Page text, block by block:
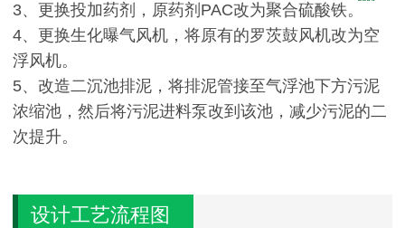
3、更换投加药剂，原药剂PAC改为聚合硫酸铁。
4、更换生化曝气风机，将原有的罗茨鼓风机改为空
浮风机。
5、改造二沉池排泥，将排泥管接至气浮池下方污泥
浓缩池，然后将污泥进料泵改到该池，减少污泥的二
次提升。
设计工艺流程图